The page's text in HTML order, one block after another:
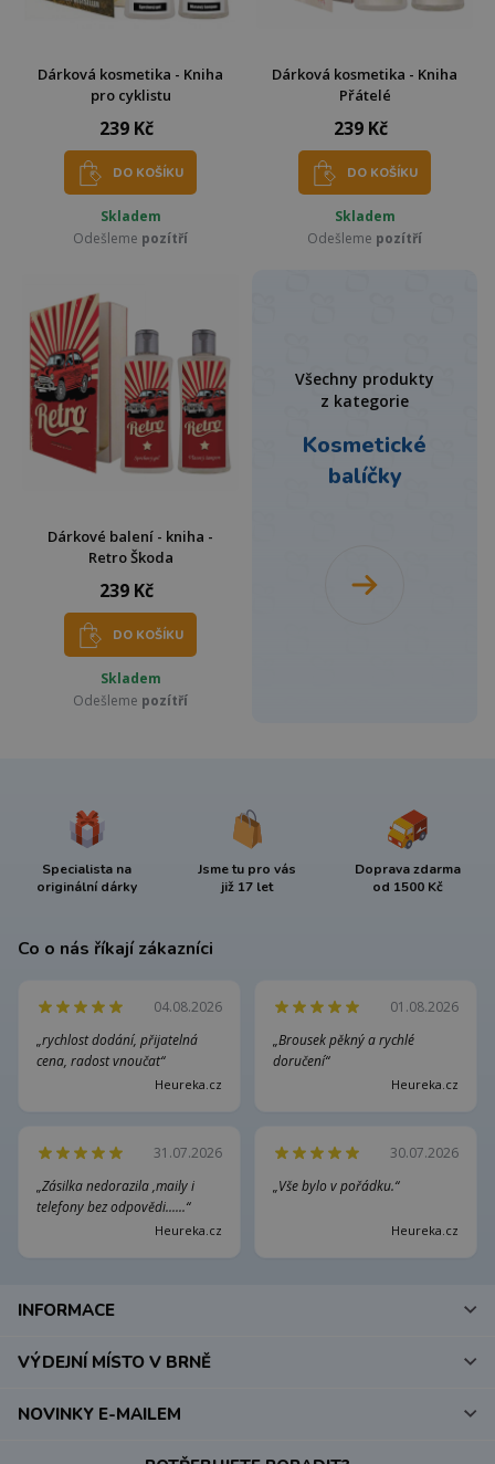
Dárková kosmetika - Kniha
pro cyklistu
239 Kč
DO KOŠÍKU
Skladem
Odešleme pozítří
Dárková kosmetika - Kniha
Přátelé
239 Kč
DO KOŠÍKU
Skladem
Odešleme pozítří
Dárkové balení - kniha -
Retro Škoda
239 Kč
DO KOŠÍKU
Skladem
Odešleme pozítří
Všechny produkty
z kategorie
Kosmetické
balíčky
Specialista na
originální dárky
Jsme tu pro vás
již 17 let
Doprava zdarma
od 1500 Kč
Co o nás říkají zákazníci
04.08.2026
„rychlost dodání, přijatelná
cena, radost vnoučat“
Heureka.cz
01.08.2026
„Brousek pěkný a rychlé
doručení“
Heureka.cz
31.07.2026
„Zásilka nedorazila ,maily i
telefony bez odpovědi......“
Heureka.cz
30.07.2026
„Vše bylo v pořádku.“
Heureka.cz
INFORMACE
VÝDEJNÍ MÍSTO V BRNĚ
NOVINKY E-MAILEM